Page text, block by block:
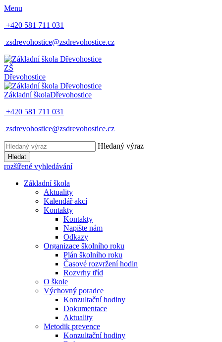
Menu
+420 581 711 031
zsdrevohostice@zsdrevohostice.cz
ZŠ
Dřevohostice
Základní školaDřevohostice
+420 581 711 031
zsdrevohostice@zsdrevohostice.cz
Hledaný výraz
Hledat
rozšířené vyhledávání
Základní škola
Aktuality
Kalendář akcí
Kontakty
Kontakty
Napište nám
Odkazy
Organizace školního roku
Plán školního roku
Časové rozvržení hodin
Rozvrhy tříd
O škole
Výchovný poradce
Konzultační hodiny
Dokumentace
Aktuality
Metodik prevence
Konzultační hodiny